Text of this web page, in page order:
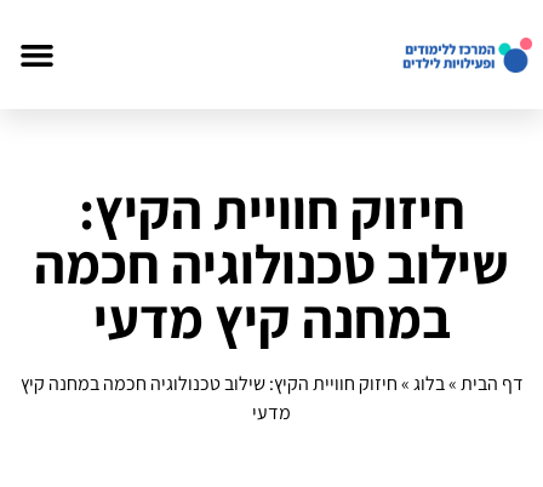
חיזוק חוויית הקיץ:
שילוב טכנולוגיה חכמה
במחנה קיץ מדעי
דף הבית»בלוג»חיזוק חוויית הקיץ: שילוב טכנולוגיה חכמה במחנה קיץ
מדעי